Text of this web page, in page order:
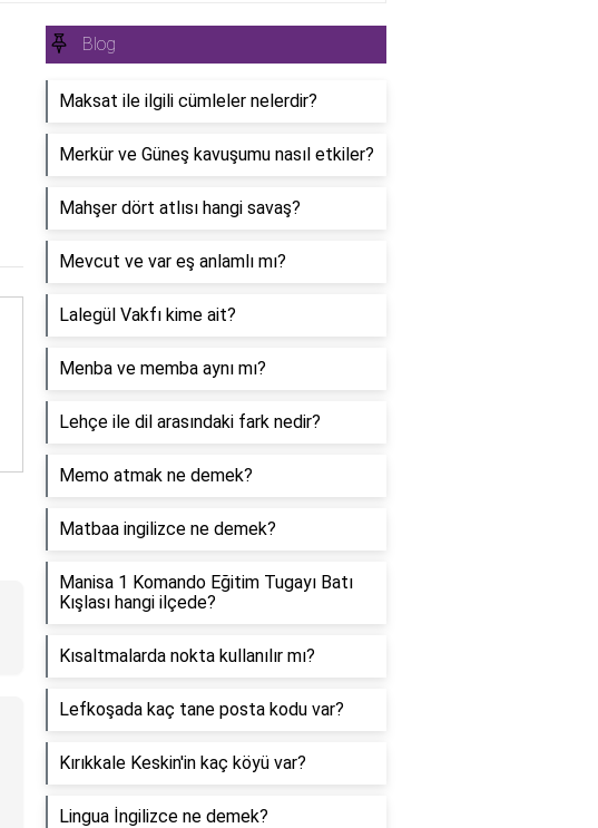
Blog
Maksat ile ilgili cümleler nelerdir?
Merkür ve Güneş kavuşumu nasıl etkiler?
Mahşer dört atlısı hangi savaş?
Mevcut ve var eş anlamlı mı?
Lalegül Vakfı kime ait?
Menba ve memba aynı mı?
Lehçe ile dil arasındaki fark nedir?
Memo atmak ne demek?
Matbaa ingilizce ne demek?
Manisa 1 Komando Eğitim Tugayı Batı
Kışlası hangi ilçede?
Kısaltmalarda nokta kullanılır mı?
Lefkoşada kaç tane posta kodu var?
Kırıkkale Keskin'in kaç köyü var?
Lingua İngilizce ne demek?